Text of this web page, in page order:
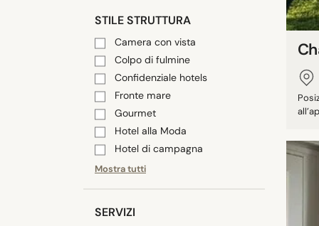
STILE STRUTTURA
Camera con vista
Colpo di fulmine
Confidenziale hotels
Fronte mare
Gourmet
Hotel alla Moda
Hotel di campagna
Mostra tutti
SERVIZI